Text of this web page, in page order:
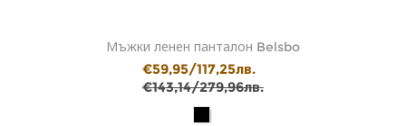
Мъжки ленен панталон Belsbo
€59,95/117,25лв.
€143,14/279,96лв.